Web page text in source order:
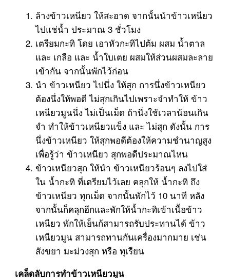
ล้างข้าวเหนียว ให้สะอาด จากนั้นนำข้าวเหนียว
ไปแช่น้ำ ประมาณ 3 ชั่วโมง
เตรียมกะทิ โดย เอาหัวกะทิไปต้ม ผสม น้ำตาล
และ เกลือ และ น้ำใบเตย ผสมให้ส่วนผสมละลาย
เข้ากัน จากนั้นพักไว้ก่อน
นำ ข้าวเหนียว ไปนึ่ง ให้สุก การนึ่งข้าวเหนียว
ต้องนึ่งให้พอดี ไม่สุกเกินไปเพราะจำทำให้ ข้าว
เหนียวมูนนึ่ง ไม่เป็นเม็ด ถ้านึ่งใช้เวลาน้อนเกิน
จำ ทำให้ข้าวเหนียวแข็ง และ ไม่สุก ดังนั้น การ
นึ่งข้าวเหนียว ให้สุกพอดีต้องให้ความชำนาญสูง
เพื่อรู้ว่า ข้าวเหนียว สุกพอดีประมาณไหน
ข้าวเหนียวสุก ให้นำ ข้าวเหนียวร้อนๆ ลงไปใส่
ใน น้ำกะทิ ที่เตรียมไว้เลย คลุกให้ น้ำกะทิ ถึง
ข้าวเหนียว ทุกเม็ด จากนั้นพักไว้ 10 นาที หลัง
จากนั้นก็คลุกอีกและพักให้น้ำกะทิเข้าเนื้อข้าว
เหนียว พักให้เย็นก้สามารถรับประทานได้ ข้าว
เหนียวมูน สามารถทานกันเครื่องมากมาย เช่น
สังขยา มะม่วงสุก หรือ ทุเรียน
เคล็ดลับการทำข้าวเหนียวมูน